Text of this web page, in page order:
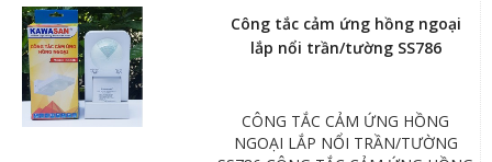
cảm biến hoạt động: 3-2000LUX (Có
thể điều chỉnh) Thời gian trễ: 10
giây- 30 phút (Có thể điều chỉnh)
lắp đặt: 2.2-4m Kích thước lỗ khoét:
Φ63-66mm
Công tắc cảm ứng hồng ngoại
lắp nổi trần/tường SS786
CÔNG TẮC CẢM ỨNG HỒNG
NGOẠI LẮP NỔI TRẦN/TƯỜNG